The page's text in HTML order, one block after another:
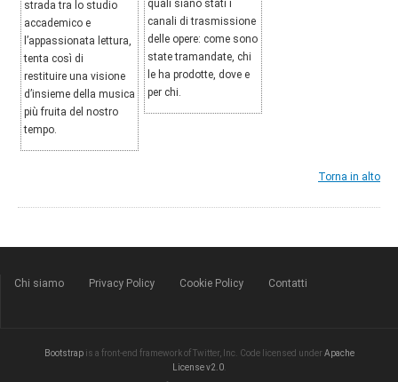
strada tra lo studio
accademico e
l’appassionata lettura,
tenta così di
restituire una visione
d’insieme della musica
più fruita del nostro
tempo.
quali siano stati i
canali di trasmissione
delle opere: come sono
state tramandate, chi
le ha prodotte, dove e
per chi.
Torna in alto
Chi siamo Privacy Policy Cookie Policy Contatti
Bootstrapis a front-end framework of Twitter, Inc. Code licensed underApache
License v2.0.